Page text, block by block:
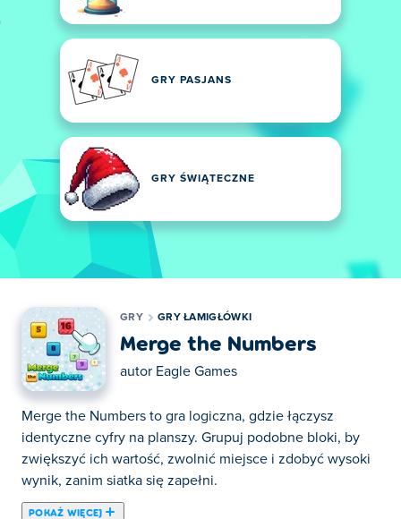
GRY PASJANS
GRY ŚWIĄTECZNE
GRY GRY ŁAMIGŁÓWKI
Merge the Numbers
autor Eagle Games
Merge the Numbers to gra logiczna, gdzie łączysz
identyczne cyfry na planszy. Grupuj podobne bloki, by
zwiększyć ich wartość, zwolnić miejsce i zdobyć wysoki
wynik, zanim siatka się zapełni.
POKAŻ WIĘCEJ